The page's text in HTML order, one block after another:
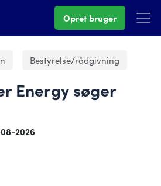
Opret bruger
Bestyrelse/rådgivning
Energy søger
2026